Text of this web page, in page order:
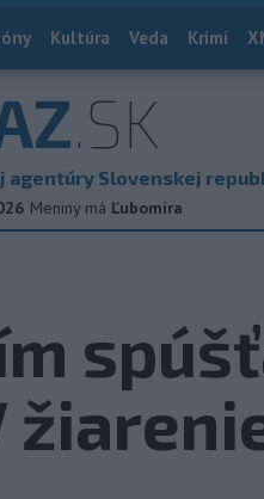
Kultúra Veda Krimi
.SK
agentúry Slovenskej
Meniny má Ľubomíra